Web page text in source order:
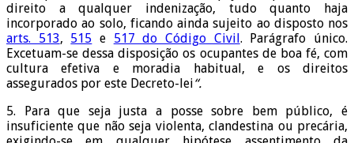
direito a qualquer indenização, tudo quanto haja
incorporado ao solo, ficando ainda sujeito ao disposto nos
arts. 513, 515 e 517 do Código Civil. Parágrafo único.
Excetuam-se dessa disposição os ocupantes de boa fé, com
cultura efetiva e moradia habitual, e os direitos
assegurados por este Decreto-lei“.
5. Para que seja justa a posse sobre bem público, é
insuficiente que não seja violenta, clandestina ou precária,